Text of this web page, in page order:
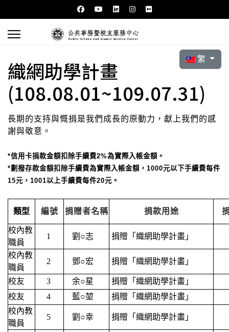
選擇你的語言
繁
織網助學計畫
(108.08.01~109.07.31)
長期的支持與慨捐是我們成長的原動力，獻上我們的感
謝與敬意。
*信用卡捐款金額扣除手續費2%為實際入帳金額。
*劃撥存款金額扣除手續費為實際入帳金額，1000元以下手續費每件
15元，1001以上手續費每件20元。
類型 編號 捐贈者名稱 捐款用途
校內教
職員
1 劉○志 捐贈「織網助學計畫」
校內教
職員
2 鄧○宏 捐贈「織網助學計畫」
校友 3 余○星
捐贈「織網助學計畫」
校友
4 藍○堃
捐贈「織網助學計畫」
校內教
職員
5 劉 ○幸 捐贈「織網助學計畫」